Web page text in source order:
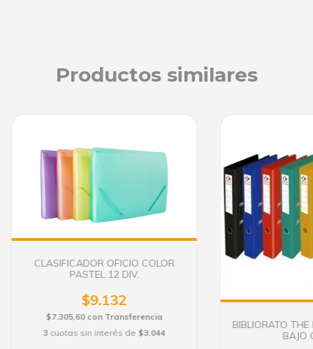
Productos similares
CLASIFICADOR OFICIO COLOR
PASTEL 12 DIV.
$9.132
$7.305,60 con Transferencia
3 cuotas sin interés de $3.044
BIBLIORATO
BAJO